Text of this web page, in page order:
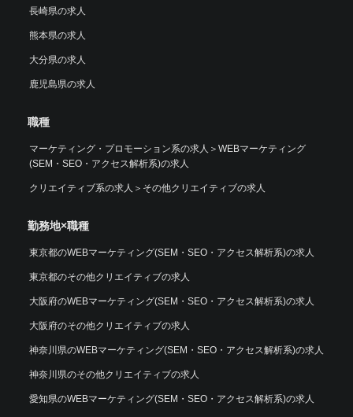
長崎県の求人
熊本県の求人
大分県の求人
鹿児島県の求人
職種
マーケティング・プロモーション系の求人 ＞ WEBマーケティング
(SEM・SEO・アクセス解析系)の求人
クリエイティブ系の求人 ＞ その他クリエイティブの求人
勤務地×職種
東京都のWEBマーケティング(SEM・SEO・アクセス解析系)の求人
東京都のその他クリエイティブの求人
大阪府のWEBマーケティング(SEM・SEO・アクセス解析系)の求人
大阪府のその他クリエイティブの求人
神奈川県のWEBマーケティング(SEM・SEO・アクセス解析系)の求人
神奈川県のその他クリエイティブの求人
愛知県のWEBマーケティング(SEM・SEO・アクセス解析系)の求人